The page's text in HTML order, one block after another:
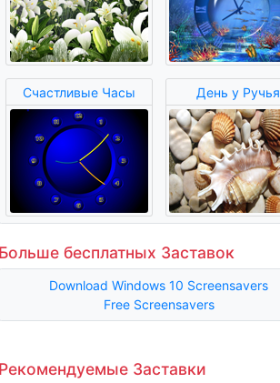
Счастливые Часы День у Ручья
Больше бесплатных Заставок
Download Windows 10 Screensavers
Free Screensavers
Рекомендуемые Заставки